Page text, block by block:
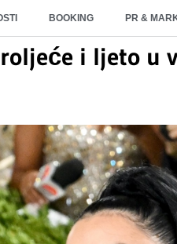
BOOKING PR &
i ljeto u